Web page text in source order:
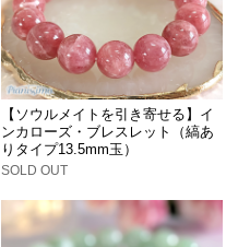
【ソウルメイトを引き寄せる】イ
ンカローズ・ブレスレット（縞あ
りタイプ13.5mm玉）
SOLD OUT